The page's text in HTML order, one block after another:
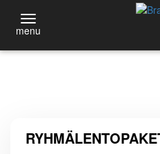
menu
PRO-LENTÄJÄT